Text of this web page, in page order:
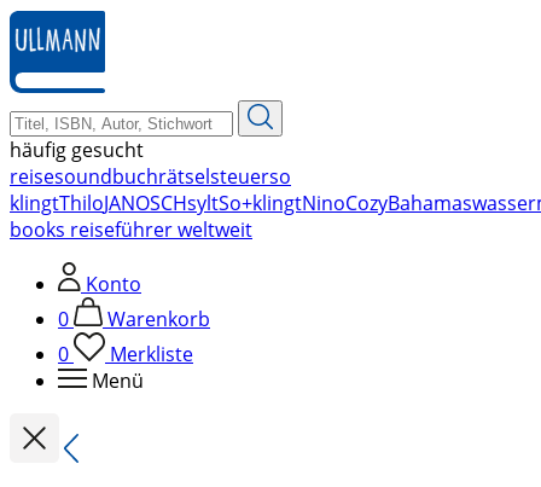
zum
Hauptinhalt
springen
häufig gesucht
reisesoundbuchrätselsteuerso
klingtThiloJANOSCHsyltSo+klingtNinoCozyBahamas
books reiseführer weltweit
Konto
0
Warenkorb
0
Merkliste
Menü